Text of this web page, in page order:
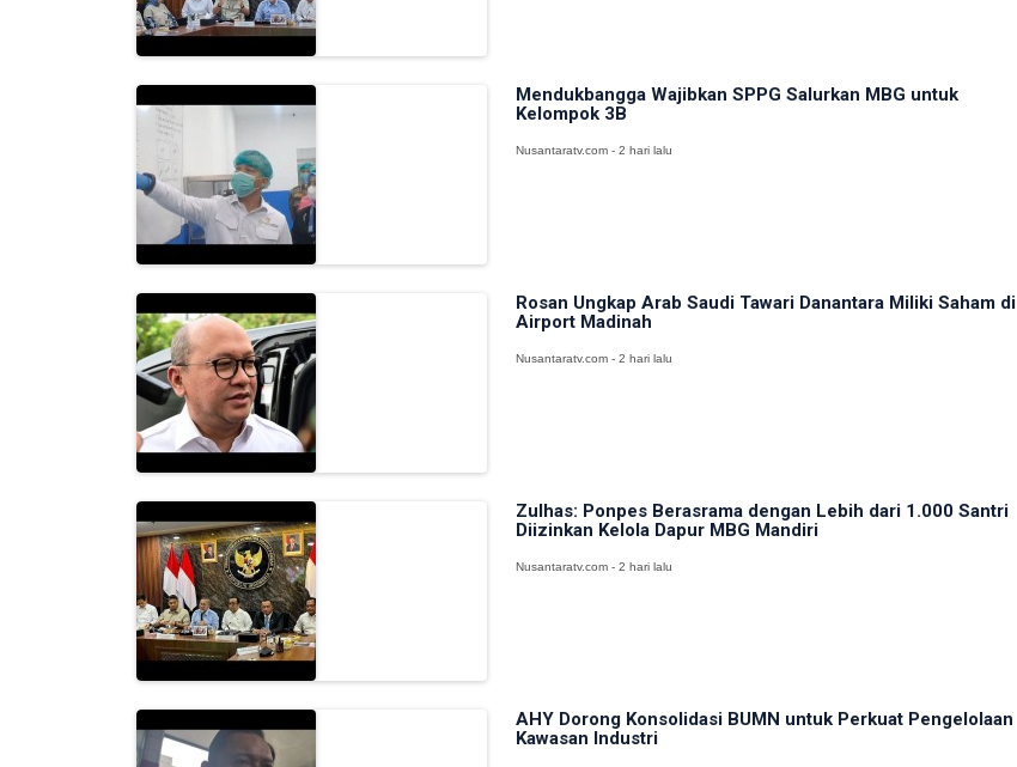
Mendukbangga Wajibkan SPPG Salurkan MBG untuk
Kelompok 3B
Nusantaratv.com - 2 hari lalu
Rosan Ungkap Arab Saudi Tawari Danantara Miliki Saham di
Airport Madinah
Nusantaratv.com - 2 hari lalu
Zulhas: Ponpes Berasrama dengan Lebih dari 1.000 Santri
Diizinkan Kelola Dapur MBG Mandiri
Nusantaratv.com - 2 hari lalu
AHY Dorong Konsolidasi BUMN untuk Perkuat Pengelolaan
Kawasan Industri